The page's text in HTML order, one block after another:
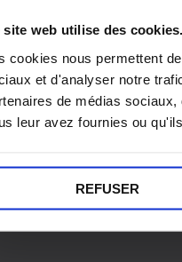
site web utilise des cookies.
cookies nous permettent
et d'analyser notre
de médias
leur avez fournies ou
REFUSER
:
?
disent avoir déjà
expérience de
sur 10 n’ont reçu